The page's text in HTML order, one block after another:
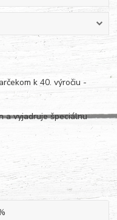
k 40. výročiu -
a vyjadruje špeciálnu